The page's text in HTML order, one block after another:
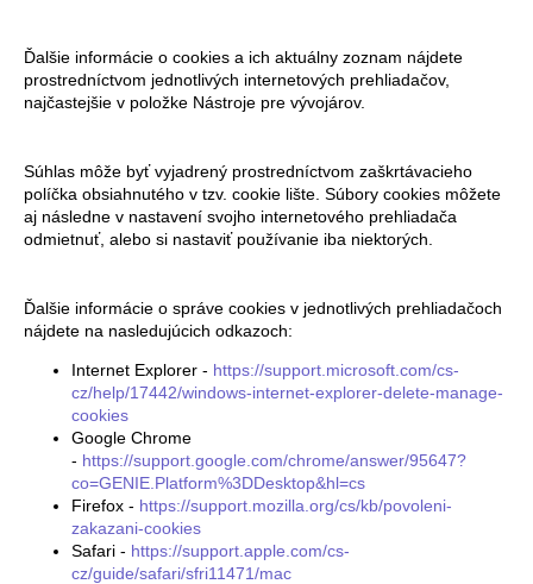
Ďalšie informácie o cookies a ich aktuálny zoznam nájdete
prostredníctvom jednotlivých internetových prehliadačov,
najčastejšie v položke Nástroje pre vývojárov.
Súhlas môže byť vyjadrený prostredníctvom zaškrtávacieho
políčka obsiahnutého v tzv. cookie lište. Súbory cookies môžete
aj následne v nastavení svojho internetového prehliadača
odmietnuť, alebo si nastaviť používanie iba niektorých.
Ďalšie informácie o správe cookies v jednotlivých prehliadačoch
nájdete na nasledujúcich odkazoch:
Internet Explorer - https://support.microsoft.com/cs-
cz/help/17442/windows-internet-explorer-delete-manage-
cookies
Google Chrome
- https://support.google.com/chrome/answer/95647?
co=GENIE.Platform%3DDesktop&hl=cs
Firefox - https://support.mozilla.org/cs/kb/povoleni-
zakazani-cookies
Safari - https://support.apple.com/cs-
cz/guide/safari/sfri11471/mac